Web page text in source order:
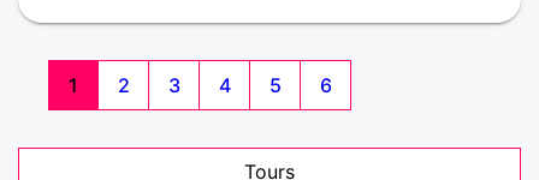
1 2 3 4 5 6
Tours